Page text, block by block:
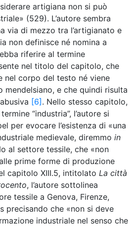
artigiana non si può
(529). L’autore sembra
via di mezzo tra l’artigianato e
non definisce né nomina a
riferire al termine
nel titolo del capitolo, che
nel corpo del testo né viene
e che quindi risulta
[6] . Nello stesso capitolo,
“industria”, l’autore si
per evocare l’esistenza di «una
medievale, diremmo in
al settore tessile, che «non
prime forme di produzione
capitolo XIII.5, intitolato La città
, l’autore sottolinea
tessile a Genova, Firenze,
precisando che «non si deve
industriale nel senso che